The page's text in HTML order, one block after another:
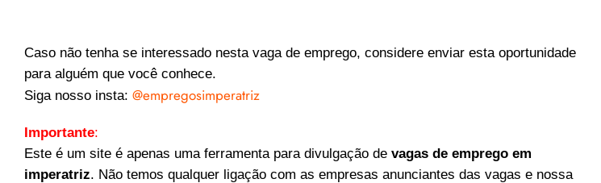
Caso não tenha se interessado nesta vaga de emprego, considere enviar esta oportunidade
para alguém que você conhece.
Siga nosso insta: @empregosimperatriz
Importante:
Este é um site é apenas uma ferramenta para divulgação de vagas de emprego em
imperatriz. Não temos qualquer ligação com as empresas anunciantes das vagas e nossa